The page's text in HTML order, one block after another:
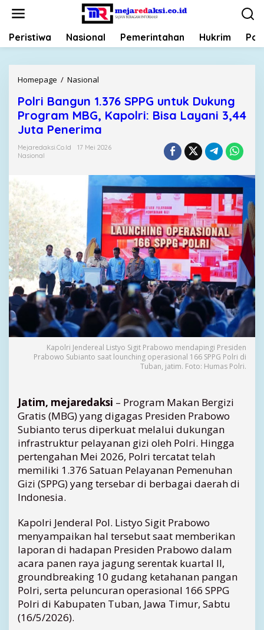
Peristiwa Nasional Pemerintahan Hukrim
Homepage / Nasional
l
i
a
g
u
n
1
3
7
6
S
P
P
u
n
t
u
k
k
u
n
g
P
r
o
g
M
B
G
K
a
o
Polri Bangun 1.376 SPPG untuk Dukung
Program MBG, Kapolri: Bisa Layani 3,44
Juta Penerima
Mejaredaksi.co.id
17 Mei 2026
Nasional
Kapolri Jendereal Listyo Sigit Prabowo mendapingi Presiden
Prabowo Subianto saat lounching operasional 166 SPPG Polri di
Tuban, jatim. Foto: Humas Polri.
Jatim, mejaredaksi – Program Makan Bergizi
Gratis (MBG) yang digagas Presiden Prabowo
Subianto terus diperkuat melalui dukungan
infrastruktur pelayanan gizi oleh Polri. Hingga
pertengahan Mei 2026, Polri tercatat telah
memiliki 1.376 Satuan Pelayanan Pemenuhan
Gizi (SPPG) yang tersebar di berbagai daerah di
Indonesia.
Kapolri Jenderal Pol. Listyo Sigit Prabowo
menyampaikan hal tersebut saat memberikan
laporan di hadapan Presiden Prabowo dalam
acara panen raya jagung serentak kuartal II,
groundbreaking 10 gudang ketahanan pangan
Polri, serta peluncuran operasional 166 SPPG
Polri di Kabupaten Tuban, Jawa Timur, Sabtu
(16/5/2026).